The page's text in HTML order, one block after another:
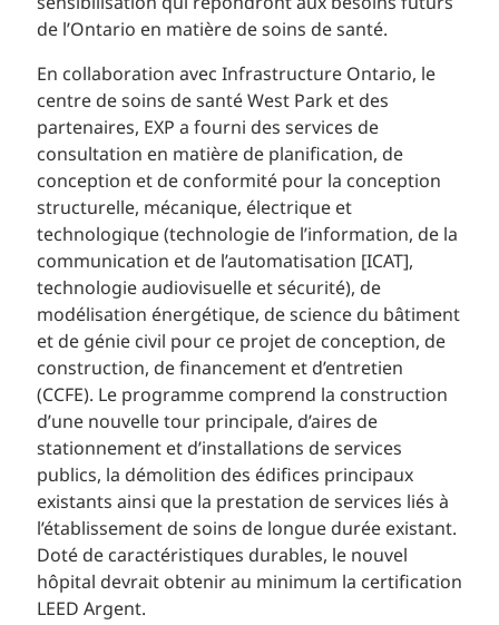
de l’Ontario en matière de soins de santé.
En collaboration avec Infrastructure Ontario, le
centre de soins de santé West Park et des
partenaires, EXP a fourni des services de
consultation en matière de planification, de
conception et de conformité pour la conception
structurelle, mécanique, électrique et
technologique (technologie de l’information, de la
communication et de l’automatisation [ICAT],
technologie audiovisuelle et sécurité), de
modélisation énergétique, de science du bâtiment
et de génie civil pour ce projet de conception, de
construction, de financement et d’entretien
(CCFE). Le programme comprend la construction
d’une nouvelle tour principale, d’aires de
stationnement et d’installations de services
publics, la démolition des édifices principaux
existants ainsi que la prestation de services liés à
l’établissement de soins de longue durée existant.
Doté de caractéristiques durables, le nouvel
hôpital devrait obtenir au minimum la certification
LEED Argent.